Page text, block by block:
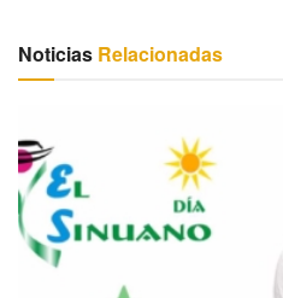
Noticias Relacionadas